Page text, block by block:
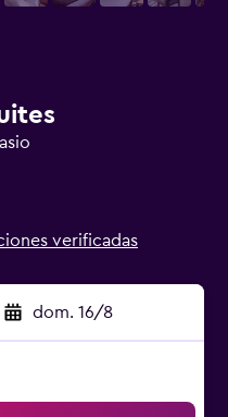
verificadas
dom. 16/8